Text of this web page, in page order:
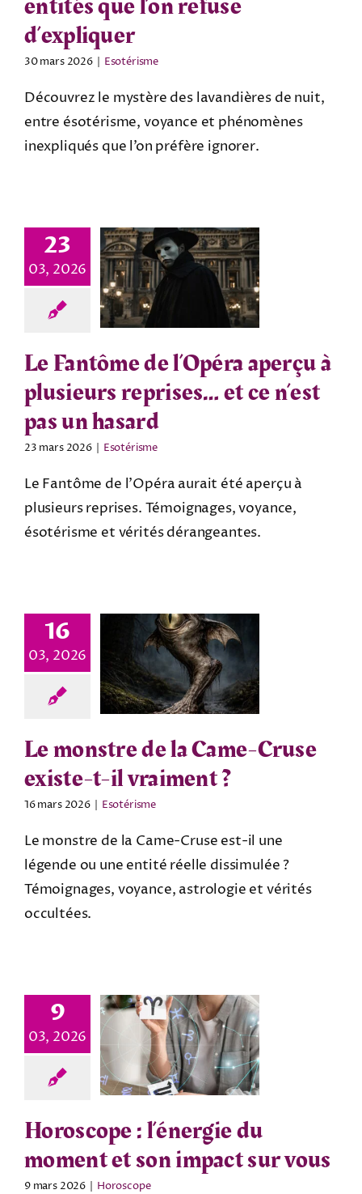
d’expliquer
30 mars 2026 | Esotérisme
Découvrez le mystère des lavandières de nuit,
entre ésotérisme, voyance et phénomènes
inexpliqués que l’on préfère ignorer.
23
03, 2026
Le Fantôme de l’Opéra aperçu à
plusieurs reprises… et ce n’est
pas un hasard
23 mars 2026 | Esotérisme
Le Fantôme de l’Opéra aurait été aperçu à
plusieurs reprises. Témoignages, voyance,
ésotérisme et vérités dérangeantes.
16
03, 2026
Le monstre de la Came-Cruse
existe-t-il vraiment ?
16 mars 2026 | Esotérisme
Le monstre de la Came-Cruse est-il une
légende ou une entité réelle dissimulée ?
Témoignages, voyance, astrologie et vérités
occultées.
9
03, 2026
Horoscope : l’énergie du
moment et son impact sur vous
9 mars 2026 | Horoscope